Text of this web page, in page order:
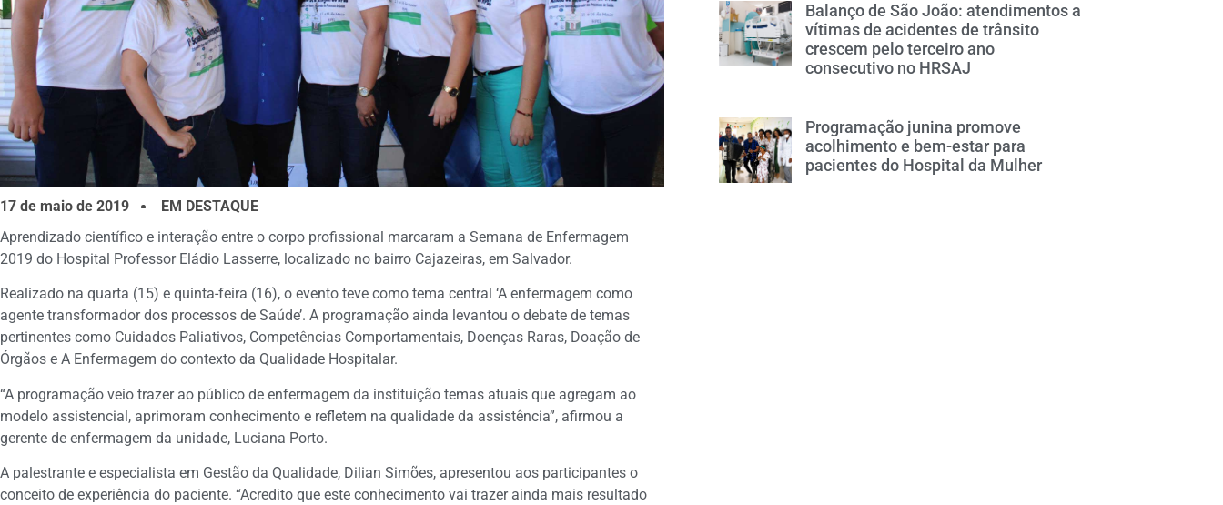
17 de maio de 2019
EM DESTAQUE
Aprendizado científico e interação entre o corpo profissional marcaram a Semana de Enfermagem
2019 do Hospital Professor Eládio Lasserre, localizado no bairro Cajazeiras, em Salvador.
Realizado na quarta (15) e quinta-feira (16), o evento teve como tema central ‘A enfermagem como
agente transformador dos processos de Saúde’. A programação ainda levantou o debate de temas
pertinentes como Cuidados Paliativos, Competências Comportamentais, Doenças Raras, Doação de
Órgãos e A Enfermagem do contexto da Qualidade Hospitalar.
“A programação veio trazer ao público de enfermagem da instituição temas atuais que agregam ao
modelo assistencial, aprimoram conhecimento e refletem na qualidade da assistência”, afirmou a
gerente de enfermagem da unidade, Luciana Porto.
A palestrante e especialista em Gestão da Qualidade, Dilian Simões, apresentou aos participantes o
conceito de experiência do paciente. “Acredito que este conhecimento vai trazer ainda mais resultado
Balanço de São João: atendimentos a
vítimas de acidentes de trânsito
crescem pelo terceiro ano
consecutivo no HRSAJ
Programação junina promove
acolhimento e bem-estar para
pacientes do Hospital da Mulher